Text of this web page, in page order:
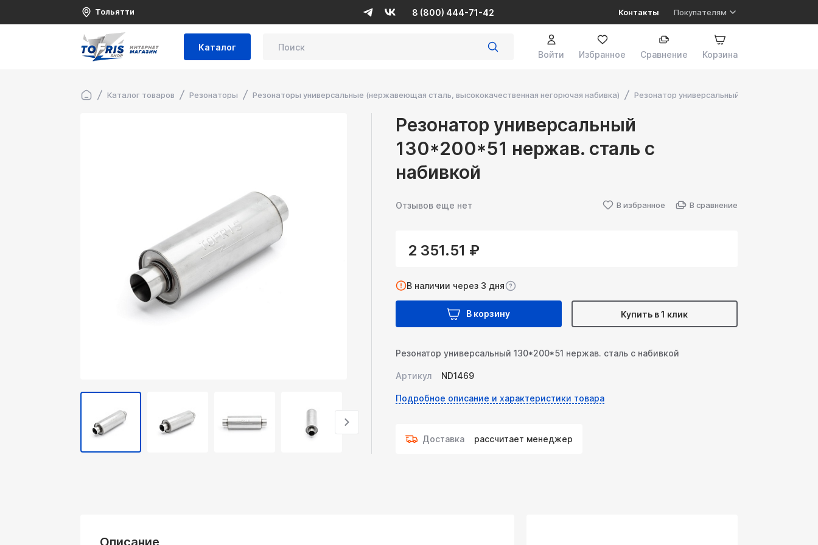
Тольятти 8 (800) 444-71-42 Контакты Покупателям
Каталог
Войти Избранное Сравнение Корзина
Каталог товаров Резонаторы Резонаторы универсальные (нержавеющая сталь, высококачественная негорючая набивка) Резонатор универсальный 130*200*51
Резонатор универсальный
130*200*51 нержав. сталь с
набивкой
Отзывов еще нет В избранное В сравнение
2 351.51 ₽
В наличии через 3 дня
В корзину Купить в 1 клик
Резонатор универсальный 130*200*51 нержав. сталь с набивкой
Артикул ND1469
Подробное описание и характеристики товара
Доставка рассчитает менеджер
Описание